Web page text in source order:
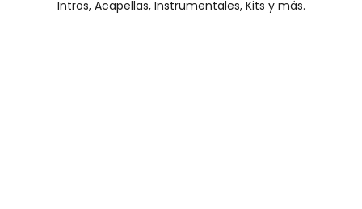
Intros, Acapellas, Instrumentales, Kits y más.